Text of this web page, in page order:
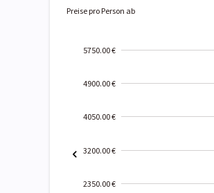
Preise pro Person ab
5750.00 €
4900.00 €
4050.00 €
3200.00 €
2350.00 €